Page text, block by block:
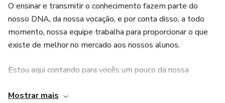
O ensinar e transmitir o conhecimento fazem parte do
nosso DNA, da nossa vocação, e por conta disso, a todo
momento, nossa equipe trabalha para proporcionar o que
existe de melhor no mercado aos nossos alunos.
Estou aqui contando para vocês um pouco da nossa
de tudo que construímos até aqui.
Mostrar mais